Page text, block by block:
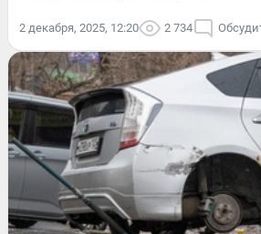
2 декабря, 2025, 12:20 2 734